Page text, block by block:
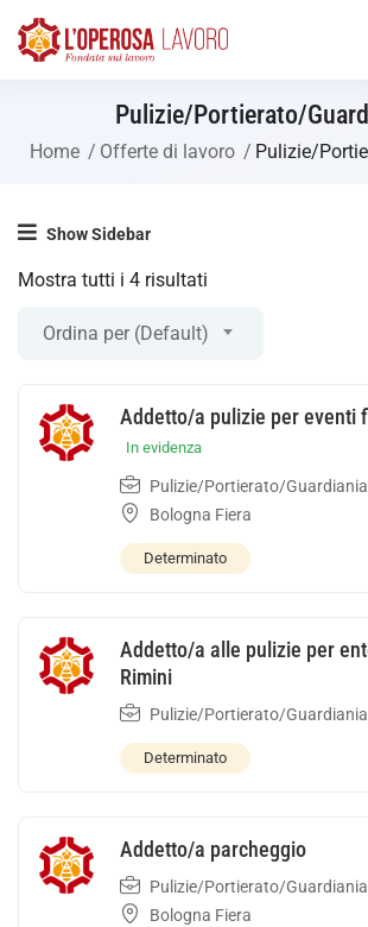
Pulizie/Portierato/
Home Offerte di lavoro Pulizie/
Show Sidebar
Mostra tutti i 4 risultati
Ordina per (Default)
Addetto/a pulizie per eventi
In evidenza
Pulizie/Portierato/Guardiania
Bologna Fiera
Determinato
Addetto/a alle pulizie per
Rimini
Pulizie/Portierato/Guardiania
Determinato
Addetto/a parcheggio
Pulizie/Portierato/Guardiania
Bologna Fiera